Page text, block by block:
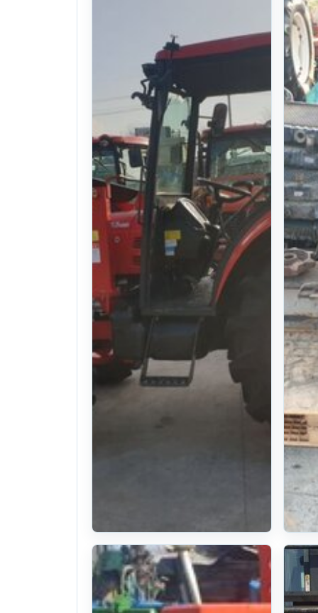
. 112일 전
(1111)
U$ 13,265
찜하기
.
Kukje Tractor
A5800 (58hp)